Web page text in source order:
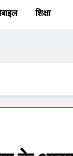
एवं पेशेवर हुए
शिक्षा